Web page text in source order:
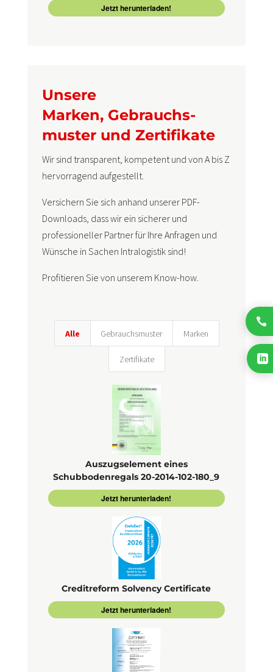
Jetzt herunterladen!
Unsere
Marken, Gebrauchs­
muster und Zertifikate
Wir sind transparent, kompetent und von A bis Z
hervorragend aufgestellt.
Versichern Sie sich anhand unserer PDF-
Downloads, dass wir ein sicherer und
professioneller Partner für Ihre Anfragen und
Wünsche in Sachen Intralogistik sind!
Profitieren Sie von unserem Know-how.
Alle Gebrauchsmuster Marken
Zertifikate
Auszugselement eines
Schubbodenregals 20-2014-102-180_9
Jetzt herunterladen!
Creditreform Solvency Certificate
Jetzt herunterladen!

